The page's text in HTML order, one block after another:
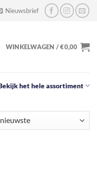
Nieuwsbrief
WINKELWAGEN /€0,00
het hele assortiment